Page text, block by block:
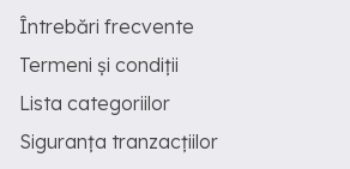
Întrebări frecvente
Termeni și condiții
Lista categoriilor
Siguranța tranzacțiilor